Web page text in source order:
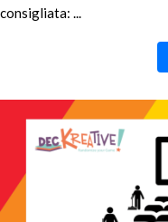
consigliata: ...